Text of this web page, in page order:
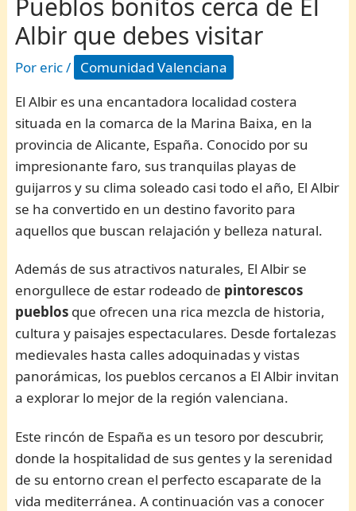
Pueblos bonitos cerca de El
Albir que debes visitar
Por eric/ Comunidad Valenciana
El Albir es una encantadora localidad costera
situada en la comarca de la Marina Baixa, en la
provincia de Alicante, España. Conocido por su
impresionante faro, sus tranquilas playas de
guijarros y su clima soleado casi todo el año, El Albir
se ha convertido en un destino favorito para
aquellos que buscan relajación y belleza natural.
Además de sus atractivos naturales, El Albir se
enorgullece de estar rodeado de pintorescos
pueblos que ofrecen una rica mezcla de historia,
cultura y paisajes espectaculares. Desde fortalezas
medievales hasta calles adoquinadas y vistas
panorámicas, los pueblos cercanos a El Albir invitan
a explorar lo mejor de la región valenciana.
Este rincón de España es un tesoro por descubrir,
donde la hospitalidad de sus gentes y la serenidad
de su entorno crean el perfecto escaparate de la
vida mediterránea. A continuación vas a conocer